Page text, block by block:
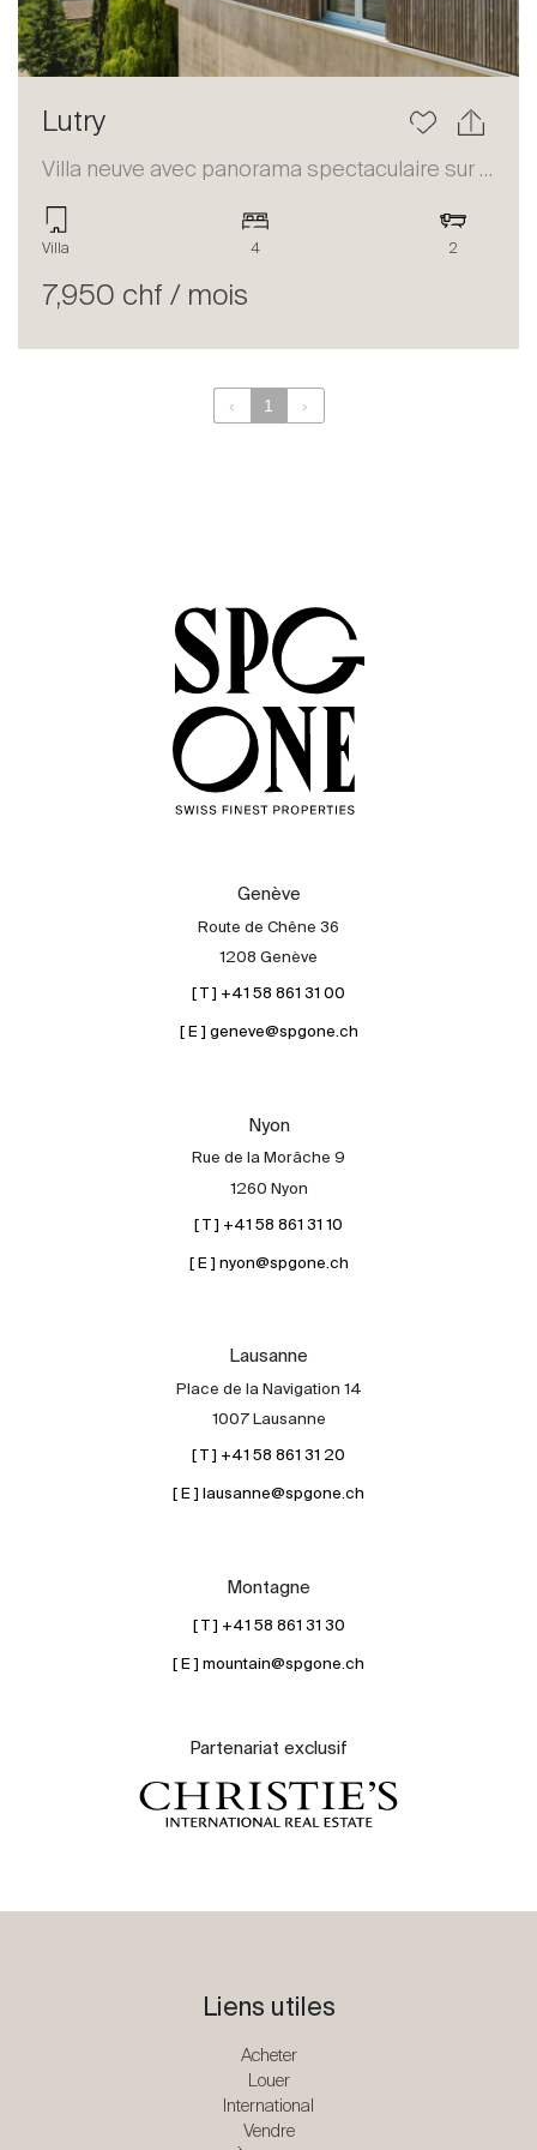
Acheter
Louer
International
Contacter
Le blog
Lutry
Villa neuve avec panorama spectaculaire sur le Lac à Lutry
Villa 4 2
7,950 chf / mois
‹ 1 ›
Genève
Route de Chêne 36
1208 Genève
[ T ] +41 58 861 31 00
[ E ] geneve@spgone.ch
Nyon
Rue de la Morâche 9
1260 Nyon
[ T ] +41 58 861 31 10
[ E ] nyon@spgone.ch
Lausanne
Place de la Navigation 14
1007 Lausanne
[ T ] +41 58 861 31 20
[ E ] lausanne@spgone.ch
Montagne
[ T ] +41 58 861 31 30
[ E ] mountain@spgone.ch
Partenariat exclusif
Liens utiles
Acheter
Louer
International
Vendre